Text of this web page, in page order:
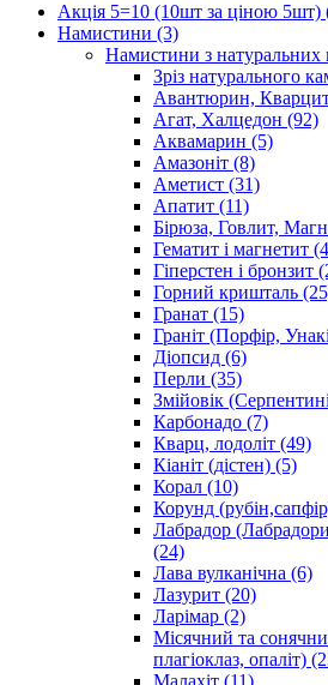
Акція 5=10 (10шт за ціною 5шт)
Намистини (3)
Намистини з натуральних
Зріз натурального
Авантюрин,
Агат, Халцедон (92)
Аквамарин (5)
Амазоніт (8)
Аметист (31)
Апатит (11)
Бірюза, Говлит,
Гематит і магнетит
Гіперстен і бронзит
Горний кришталь
Гранат (15)
Граніт (Порфір,
Діопсид (6)
Перли (35)
Змійовік
Карбонадо (7)
Кварц, лодоліт (49)
Кіаніт (дістен) (5)
Корал (10)
Корунд
Лабрадор
(24)
Лава вулканічна (6)
Лазурит (20)
Ларімар (2)
Місячний та
плагіоклаз, опаліт)
Малахіт (11)